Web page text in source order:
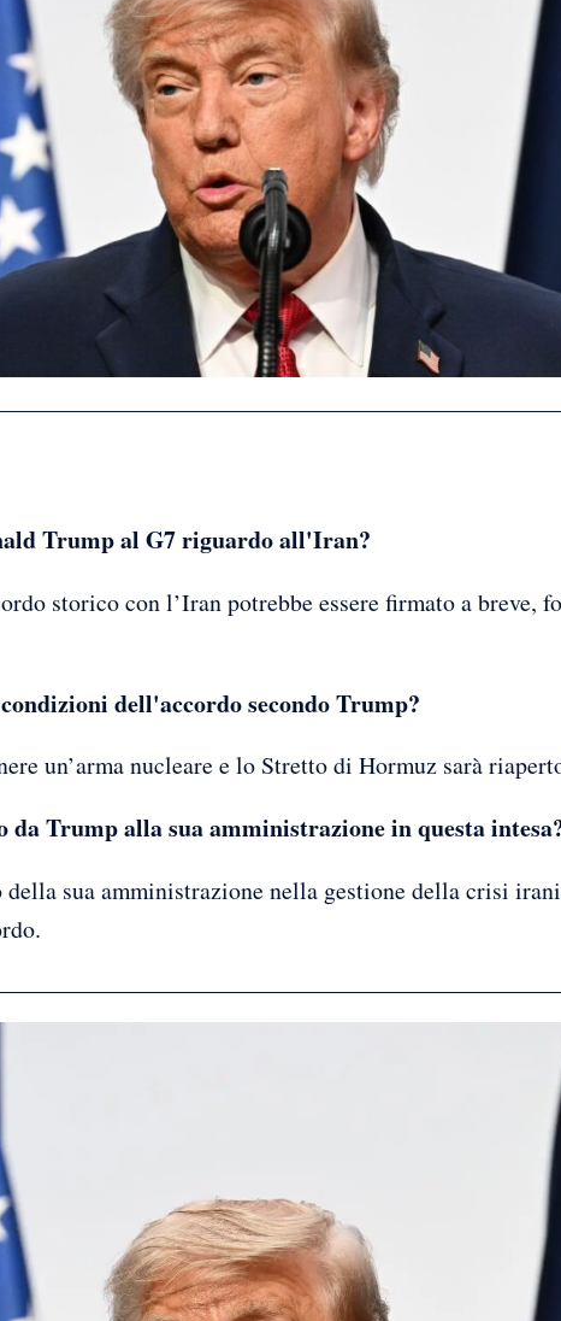
Trump al G7 riguardo all'Iran?
storico con l’Iran potrebbe essere firmato a breve,
dell'accordo secondo Trump?
un’arma nucleare e lo Stretto di Hormuz sarà
Trump alla sua amministrazione in questa
sua amministrazione nella gestione della crisi